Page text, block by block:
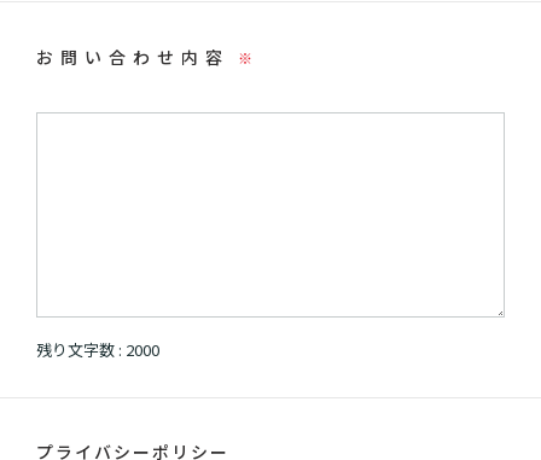
お問い合わせ内容 ※
残り文字数 : 2000
プライバシーポリシー